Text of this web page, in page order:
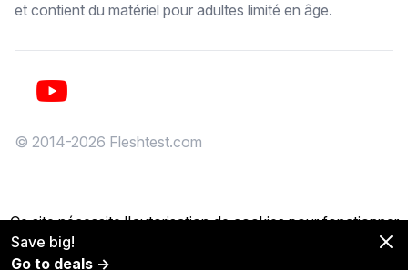
et contient du matériel pour adultes limité en âge.
YouTube
© 2014-2026 Fleshtest.com
Save big!
Go to deals →
Ce site nécessite l'autorisation de cookies pour fonctionner